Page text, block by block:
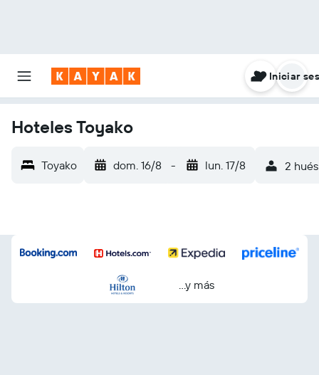
Iniciar
Hoteles Toyako
Toyako dom. 16/8 - lun. 17/8 2
...y más